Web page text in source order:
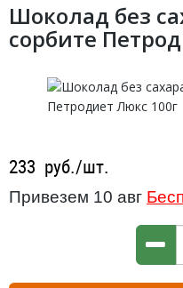
Шоколад без
сорбите
233 руб./шт.
Привезем 10 авг